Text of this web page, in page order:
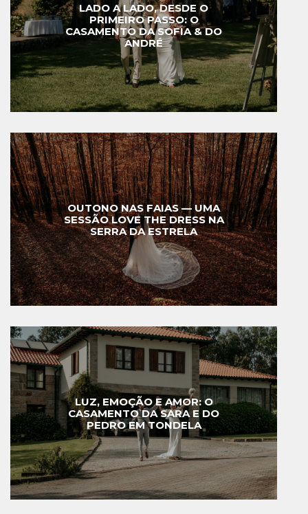
LADO A LADO, DESDE O
PRIMEIRO PASSO: O
CASAMENTO DA SOFIA & DO
ANDRÉ
OUTONO NAS FAIAS — UMA
SESSÃO LOVE THE DRESS NA
SERRA DA ESTRELA
LUZ, EMOÇÃO E AMOR: O
CASAMENTO DA SARA E DO
PEDRO EM TONDELA